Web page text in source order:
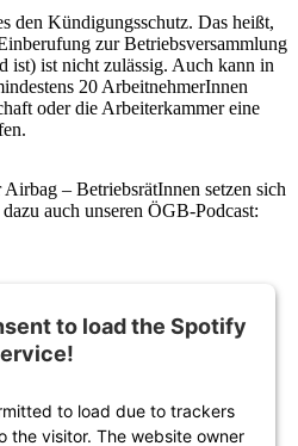
den Kündigungsschutz. Das heißt,
zur Betriebsversammlung
ist) ist nicht zulässig. Auch kann in
20 ArbeitnehmerInnen
oder die Arbeiterkammer eine
– BetriebsrätInnen setzen sich
auch unseren ÖGB-Podcast:
to load the Spotify
to load due to trackers
the visitor. The website owner